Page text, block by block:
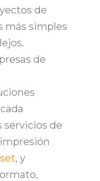
de
más simples
de
servicios de
, y